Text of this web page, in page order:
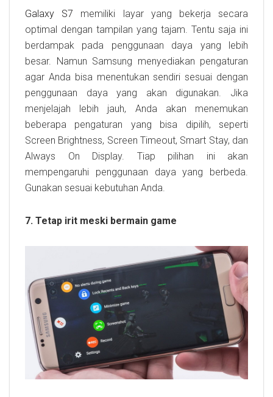
Galaxy S7 memiliki layar yang bekerja secara
optimal dengan tampilan yang tajam. Tentu saja ini
berdampak pada penggunaan daya yang lebih
besar. Namun Samsung menyediakan pengaturan
agar Anda bisa menentukan sendiri sesuai dengan
penggunaan daya yang akan digunakan. Jika
menjelajah lebih jauh, Anda akan menemukan
beberapa pengaturan yang bisa dipilih, seperti
Screen Brightness, Screen Timeout, Smart Stay, dan
Always On Display. Tiap pilihan ini akan
mempengaruhi penggunaan daya yang berbeda.
Gunakan sesuai kebutuhan Anda.
7. Tetap irit meski bermain game